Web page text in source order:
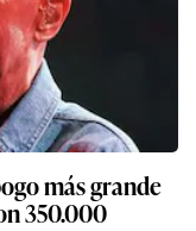
más grande
350.000